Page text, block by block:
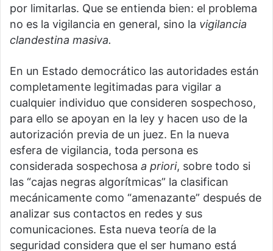
por limitarlas. Que se entienda bien: el problema
no es la vigilancia en general, sino la vigilancia
clandestina masiva.
En un Estado democrático las autoridades están
completamente legitimadas para vigilar a
cualquier individuo que consideren sospechoso,
para ello se apoyan en la ley y hacen uso de la
autorización previa de un juez. En la nueva
esfera de vigilancia, toda persona es
considerada sospechosa a priori, sobre todo si
las “cajas negras algorítmicas” la clasifican
mecánicamente como “amenazante” después de
analizar sus contactos en redes y sus
comunicaciones. Esta nueva teoría de la
seguridad considera que el ser humano está